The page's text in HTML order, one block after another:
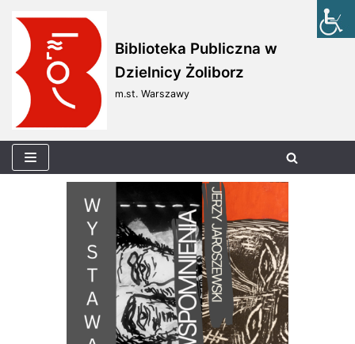
Skocz
do
treści
Biblioteka Publiczna w
Dzielnicy Żoliborz
m.st. Warszawy